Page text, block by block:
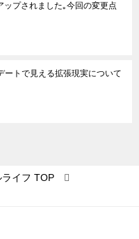
プされました｡今回の変更点
ートで見える拡張現実について
イフ TOP